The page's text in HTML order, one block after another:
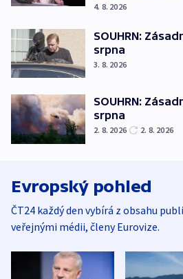
4. 8. 2026
SOUHRN:
srpna
3. 8. 2026
SOUHRN:
srpna
2. 8. 2026 2. 8. 2026
Evropský pohled
ČT24 každý den vybírá z obsahu
veřejnými médii, členy Eurovize.